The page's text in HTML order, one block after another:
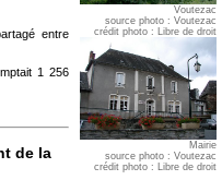
Voutezac
source photo : Voutezac
crédit photo : Libre de droit
Mairie
source photo : Voutezac
crédit photo : Libre de droit
entre
1 256
de la